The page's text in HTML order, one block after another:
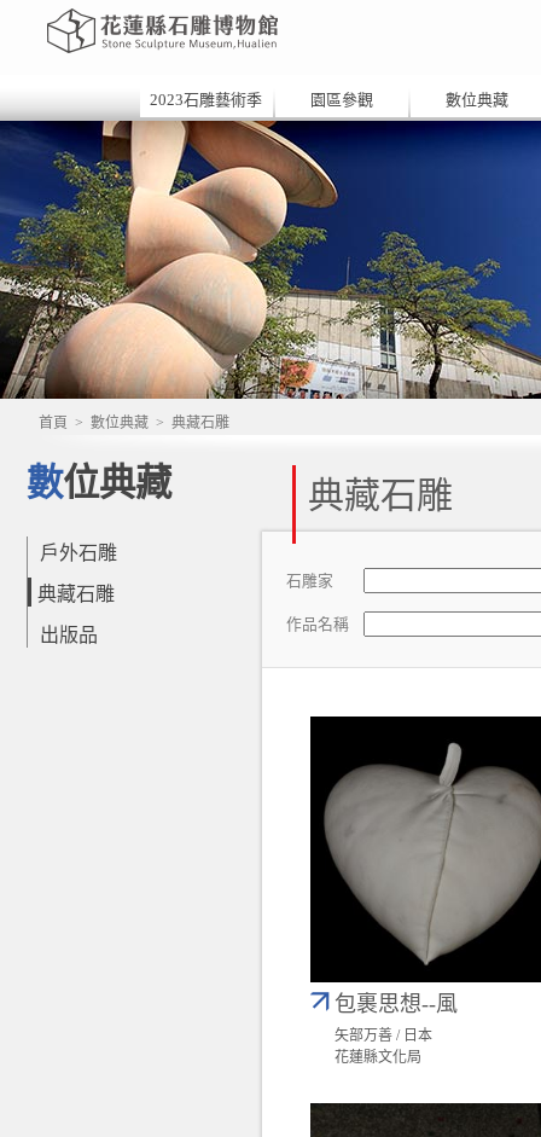
2023石雕藝術季 園區參觀 數位典藏
首頁 > 數位典藏 > 典藏石雕
數位典藏
戶外石雕
典藏石雕
出版品
典藏石雕
石雕家
作品名稱
包裹思想--風
矢部万善 / 日本
花蓮縣文化局